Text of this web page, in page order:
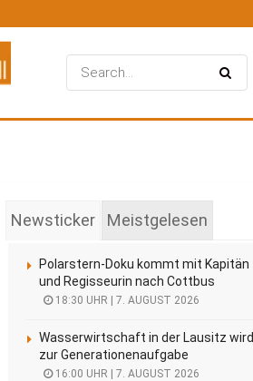
Newsticker Meistgelesen
Polarstern-Doku kommt mit Kapitän
und Regisseurin nach Cottbus
18:30 UHR | 7. AUGUST 2026
Wasserwirtschaft in der Lausitz wird
zur Generationenaufgabe
16:00 UHR | 7. AUGUST 2026